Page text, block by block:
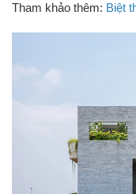
Tham khảo thêm: Biệt